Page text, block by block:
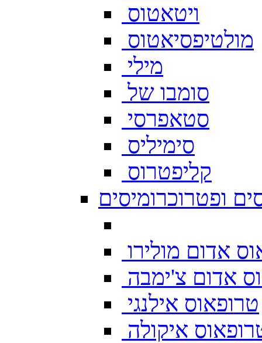
ויטאטוס
מולטיפסיאטוס
מילי
סומבו של
סטאפרסי
סימיליס
קליפטרוס
ופטרוכרומיסים
אדום מולירו
אדום צ'ימבה
טרופאוס אילנגי
איקולה